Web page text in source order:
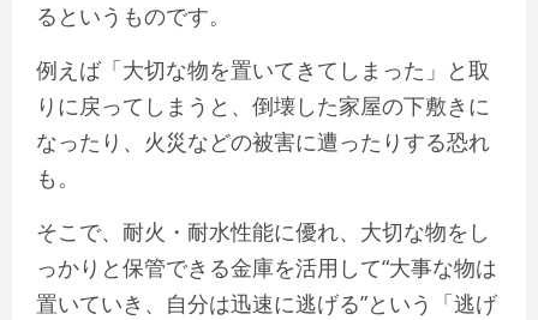
るというものです。
例えば「大切な物を置いてきてしまった」と取
りに戻ってしまうと、倒壊した家屋の下敷きに
なったり、火災などの被害に遭ったりする恐れ
も。
そこで、耐火・耐水性能に優れ、大切な物をし
っかりと保管できる金庫を活用して“大事な物は
置いていき、自分は迅速に逃げる”という「逃げ